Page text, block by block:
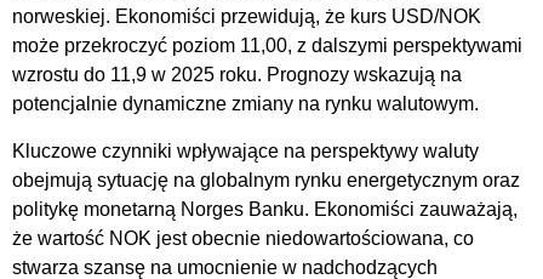
norweskiej. Ekonomiści przewidują, że kurs USD/NOK
może przekroczyć poziom 11,00, z dalszymi perspektywami
wzrostu do 11,9 w 2025 roku. Prognozy wskazują na
potencjalnie dynamiczne zmiany na rynku walutowym.
Kluczowe czynniki wpływające na perspektywy waluty
obejmują sytuację na globalnym rynku energetycznym oraz
politykę monetarną Norges Banku. Ekonomiści zauważają,
że wartość NOK jest obecnie niedowartościowana, co
stwarza szansę na umocnienie w nadchodzących